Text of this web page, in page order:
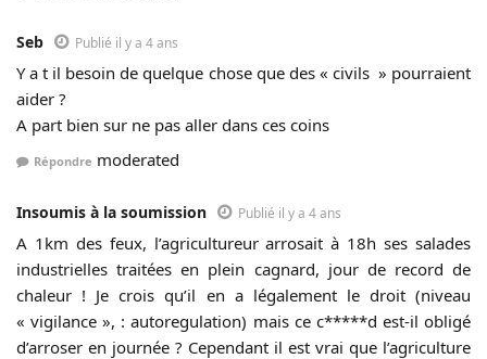
Seb Publié il y a 4 ans
Y a t il besoin de quelque chose que des « civils » pourraient
aider ?
A part bien sur ne pas aller dans ces coins
Répondre moderated
Insoumis à la soumission Publié il y a 4 ans
A 1km des feux, l’agricultureur arrosait à 18h ses salades
industrielles traitées en plein cagnard, jour de record de
chaleur ! Je crois qu’il en a légalement le droit (niveau
« vigilance », : autoregulation) mais ce c*****d est-il obligé
d’arroser en journée ? Cependant il est vrai que l’agriculture